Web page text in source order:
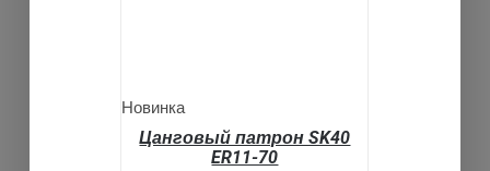
Новинка
Цанговый патрон SK40
ER11-70